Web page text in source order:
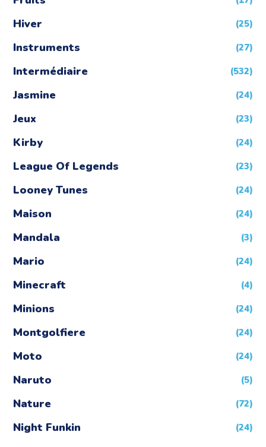
Hiver (25)
Instruments (27)
Intermédiaire (532)
Jasmine (24)
Jeux (23)
Kirby (24)
League Of Legends (23)
Looney Tunes (24)
Maison (24)
Mandala (3)
Mario (24)
Minecraft (4)
Minions (24)
Montgolfiere (24)
Moto (24)
Naruto (5)
Nature (72)
Night Funkin (24)